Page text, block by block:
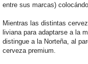
entre sus marcas)
Mientras las distintas
liviana para adaptarse a la
distingue a la Norteña, al
cerveza premium.